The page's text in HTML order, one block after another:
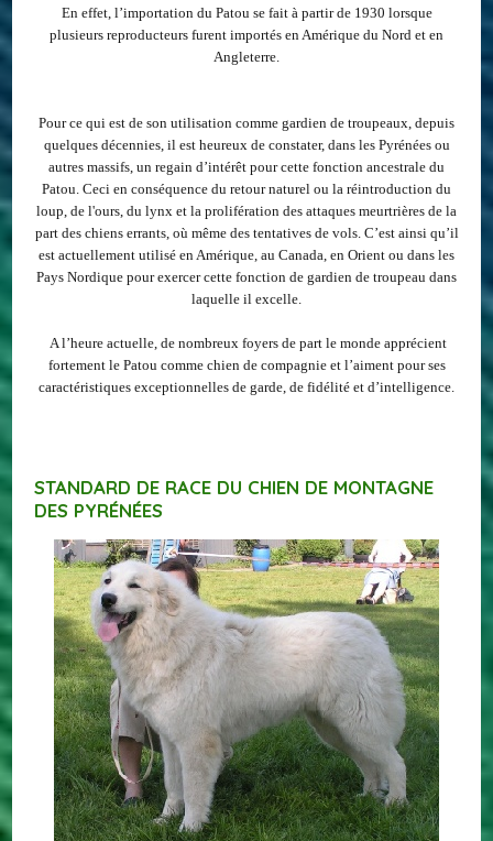
En effet, l’importation du Patou se fait à partir de 1930 lorsque
plusieurs reproducteurs furent importés en Amérique du Nord et en
Angleterre.
Pour ce qui est de son utilisation comme gardien de troupeaux, depuis
quelques décennies, il est heureux de constater, dans les Pyrénées ou
autres massifs, un regain d’intérêt pour cette fonction ancestrale du
Patou. Ceci en conséquence du retour naturel ou la réintroduction du
loup, de l'ours, du lynx et la prolifération des attaques meurtrières de la
part des chiens errants, où même des tentatives de vols. C’est ainsi qu’il
est actuellement utilisé en Amérique, au Canada, en Orient ou dans les
Pays Nordique pour exercer cette fonction de gardien de troupeau dans
laquelle il excelle.
A l’heure actuelle, de nombreux foyers de part le monde apprécient
fortement le Patou comme chien de compagnie et l’aiment pour ses
caractéristiques exceptionnelles de garde, de fidélité et d’intelligence.
STANDARD DE RACE DU CHIEN DE MONTAGNE
DES PYRÉNÉES